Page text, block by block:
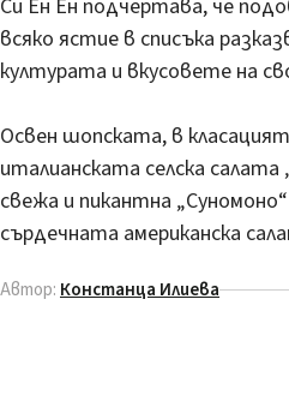
Си Ен Ен подчертава, че
всяко ястие в списъка
културата и вкусовете на
Освен шопската, в
италианската селска салата
свежа и пикантна
сърдечната американска
Автор: Констанца Илиева